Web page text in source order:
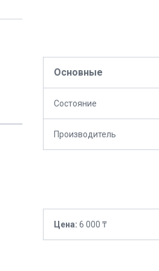
Основные
Состояние
Производитель
Цена: 6 000 ₸